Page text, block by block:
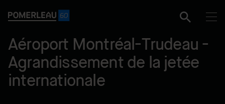
Aéroport Montréal-Trudeau -
Agrandissement de la jetée
internationale